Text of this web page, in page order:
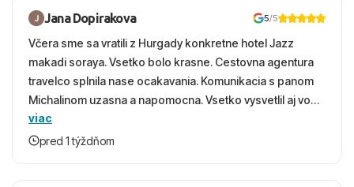
Jana Dopirakova 5/5
Včera sme sa vratili z Hurgady konkretne hotel Jazz
makadi soraya. Vsetko bolo krasne. Cestovna agentura
travelco splnila nase ocakavania. Komunikacia s panom
Michalinom uzasna a napomocna. Vsetko vysvetlil aj vo
vecernych hodinach zaco sa ospravedlnujem. Hotel
krasny, cisty. Sluzby top. Strava, prostredie, more,
viac
pred 1 týždňom